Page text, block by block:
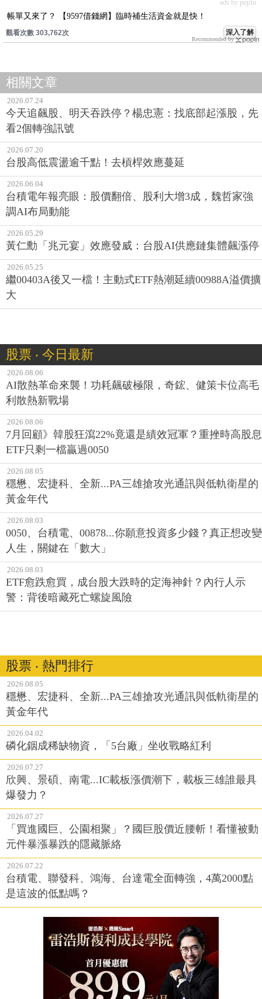
觀看次數 303,762次
Recommended by
相關文章
2026.07.24
今天追飆股、明天吞跌停？楊忠憲：找底部起漲股，先
看2個轉強訊號
2026.07.20
台股高低震盪逾千點！去槓桿效應蔓延
2026.06.04
台積電年報亮眼：股價翻倍、股利大增3成，魏哲家強
調AI布局動能
2026.05.29
黃仁勳「兆元宴」效應發威：台股AI供應鏈集體飆漲停
2026.05.25
繼00403A後又一檔！主動式ETF熱潮延續00988A溢價擴
大
股票 ‧ 今日最新
2026.08.06
AI散熱革命來襲！功耗飆破極限，奇鋐、健策卡位高毛
利散熱新戰場
2026.08.06
7月回顧》韓股狂瀉22%竟還是績效冠軍？重挫時高股息
ETF只剩一檔贏過0050
2026.08.05
穩懋、宏捷科、全新...PA三雄搶攻光通訊與低軌衛星的
黃金年代
2026.08.03
0050、台積電、00878...你願意投資多少錢？真正想改變
人生，關鍵在「數大」
2026.08.03
ETF愈跌愈買，成台股大跌時的定海神針？內行人示
警：背後暗藏死亡螺旋風險
股票 ‧ 熱門排行
2026.08.05
穩懋、宏捷科、全新...PA三雄搶攻光通訊與低軌衛星的
黃金年代
2026.04.02
磷化銦成稀缺物資，「5台廠」坐收戰略紅利
2026.07.27
欣興、景碩、南電...IC載板漲價潮下，載板三雄誰最具
爆發力？
2026.07.27
「買進國巨、公園相聚」？國巨股價近腰斬！看懂被動
元件暴漲暴跌的隱藏脈絡
2026.07.22
台積電、聯發科、鴻海、台達電全面轉強，4萬2000點
是這波的低點嗎？